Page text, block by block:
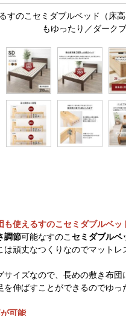
すのこセミダブルベッド（床
もゆったり／ダーク
も使えるすのこセミダブルベッ
調節可能なすのこ セミダブルベ
は頑丈なつくりなのでマット
サイズなので、長めの敷き布団
伸ばすことができるのでゆっ
可能